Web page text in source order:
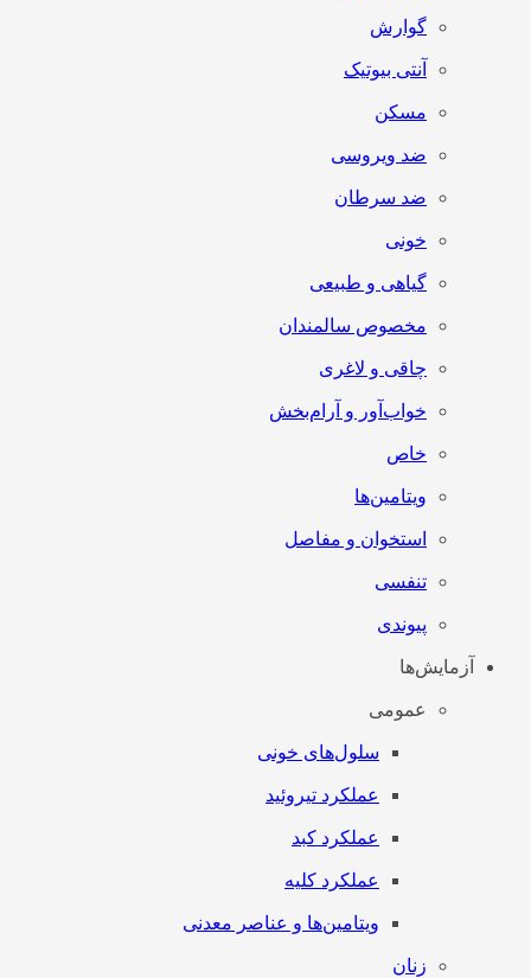
گوارش
آنتی‌ بیوتیک
مسکن
ضد ویروسی
ضد سرطان
خونی
گیاهی و طبیعی
مخصوص سالمندان
چاقی و لاغری
خواب‌آور و آرام‌بخش
خاص
ویتامین‌ها
استخوان و مفاصل
تنفسی
پیوندی
آزمایش‌ها
عمومی
سلول‌های خونی
عملکرد تیروئید
عملکرد کبد
عملکرد کلیه
ویتامین‌ها و عناصر معدنی
زنان